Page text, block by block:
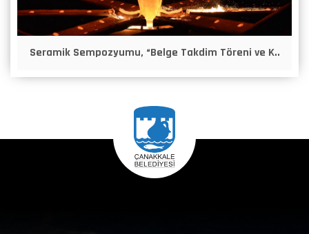
Seramik Sempozyumu, “Belge Takdim Töreni ve K..